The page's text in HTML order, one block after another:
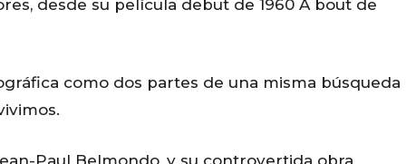
desde su película debut de 1960 À bout de
como dos partes de una misma búsqueda
Paul Belmondo, y su controvertida obra